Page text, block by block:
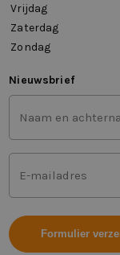
Vrijdag
Zaterdag
Zondag
Nieuwsbrief
Voor-
en
achternaam
(Vereist)
Mailadres
(Vereist)